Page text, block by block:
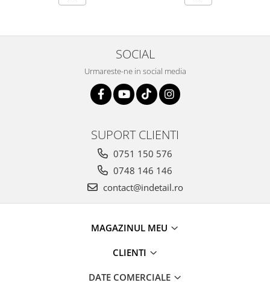
SOCIAL
Urmareste-ne in social media
SUPORT CLIENTI
0751 150 576
0748 146 146
contact@indetail.ro
MAGAZINUL MEU
CLIENTI
DATE COMERCIALE